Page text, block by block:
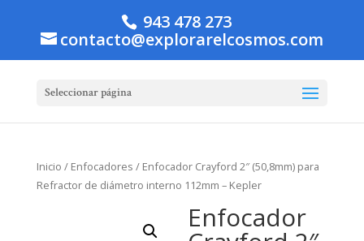
943 478 273
contacto@explorarelcosmos.com
Seleccionar página
Inicio / Enfocadores / Enfocador Crayford 2″ (50,8mm) para
Refractor de diámetro interno 112mm – Kepler
Enfocador